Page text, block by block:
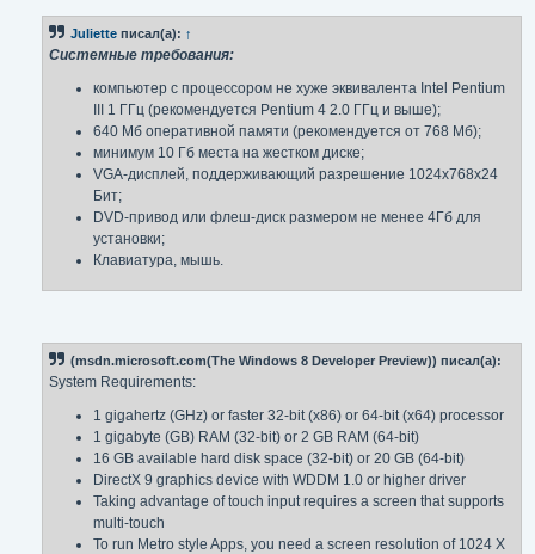
Juliette писал(а): ↑
Системные требования:
компьютер с процессором не хуже эквивалента Intel Pentium
III 1 ГГц (рекомендуется Pentium 4 2.0 ГГц и выше);
640 Мб оперативной памяти (рекомендуется от 768 Мб);
минимум 10 Гб места на жестком диске;
VGA-дисплей, поддерживающий разрешение 1024x768x24
Бит;
DVD-привод или флеш-диск размером не менее 4Гб для
установки;
Клавиатура, мышь.
(msdn.microsoft.com(The Windows 8 Developer Preview)) писал(а):
System Requirements:
1 gigahertz (GHz) or faster 32-bit (x86) or 64-bit (x64) processor
1 gigabyte (GB) RAM (32-bit) or 2 GB RAM (64-bit)
16 GB available hard disk space (32-bit) or 20 GB (64-bit)
DirectX 9 graphics device with WDDM 1.0 or higher driver
Taking advantage of touch input requires a screen that supports
multi-touch
To run Metro style Apps, you need a screen resolution of 1024 X